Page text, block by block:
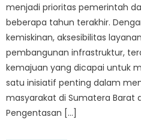
menjadi prioritas pemerintah
beberapa tahun terakhir.
kemiskinan, aksesibilitas
pembangunan infrastruktur,
kemajuan yang dicapai untuk
satu inisiatif penting dalam
masyarakat di Sumatera Barat
Pengentasan […]